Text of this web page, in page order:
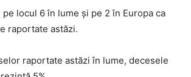
pe locul 6 în lume și pe 2 în Europa ca
raportate astăzi.
raportate astăzi în lume, decesele